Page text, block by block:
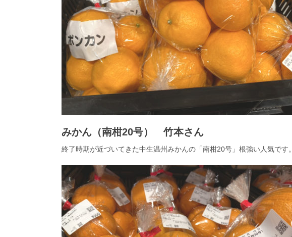
みかん（南柑20号） 竹本さん
終了時期が近づいてきた中生温州みかんの「南柑20号」根強い人気です。